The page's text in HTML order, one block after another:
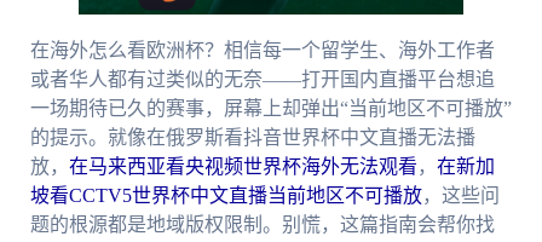
在海外怎么看欧洲杯？相信每一个留学生、海外工作者
或者华人都有过类似的无奈——打开国内直播平台想追
一场期待已久的赛事，屏幕上却弹出“当前地区不可播放”
的提示。就像在俄罗斯看抖音世界杯中文直播无法播
放， 在马来西亚看央视频世界杯海外无法观看 ， 在新加
坡看CCTV5世界杯中文直播当前地区不可播放，这些问
题的根源都是地域版权限制。别慌，这篇指南会帮你找